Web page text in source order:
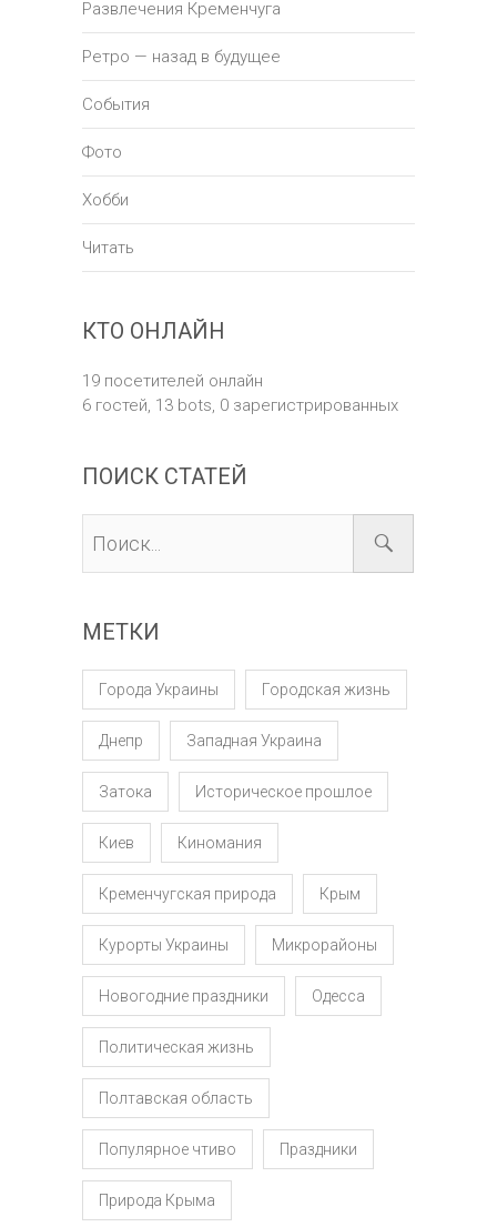
Развлечения Кременчуга
Ретро — назад в будущее
События
Фото
Хобби
Читать
КТО ОНЛАЙН
19 посетителей онлайн
6 гостей, 13 bots, 0 зарегистрированных
ПОИСК СТАТЕЙ
МЕТКИ
Города Украины Городская жизнь
Днепр Западная Украина
Затока Историческое прошлое
Киев Киномания
Кременчугская природа Крым
Курорты Украины Микрорайоны
Новогодние праздники Одесса
Политическая жизнь
Полтавская область
Популярное чтиво Праздники
Природа Крыма